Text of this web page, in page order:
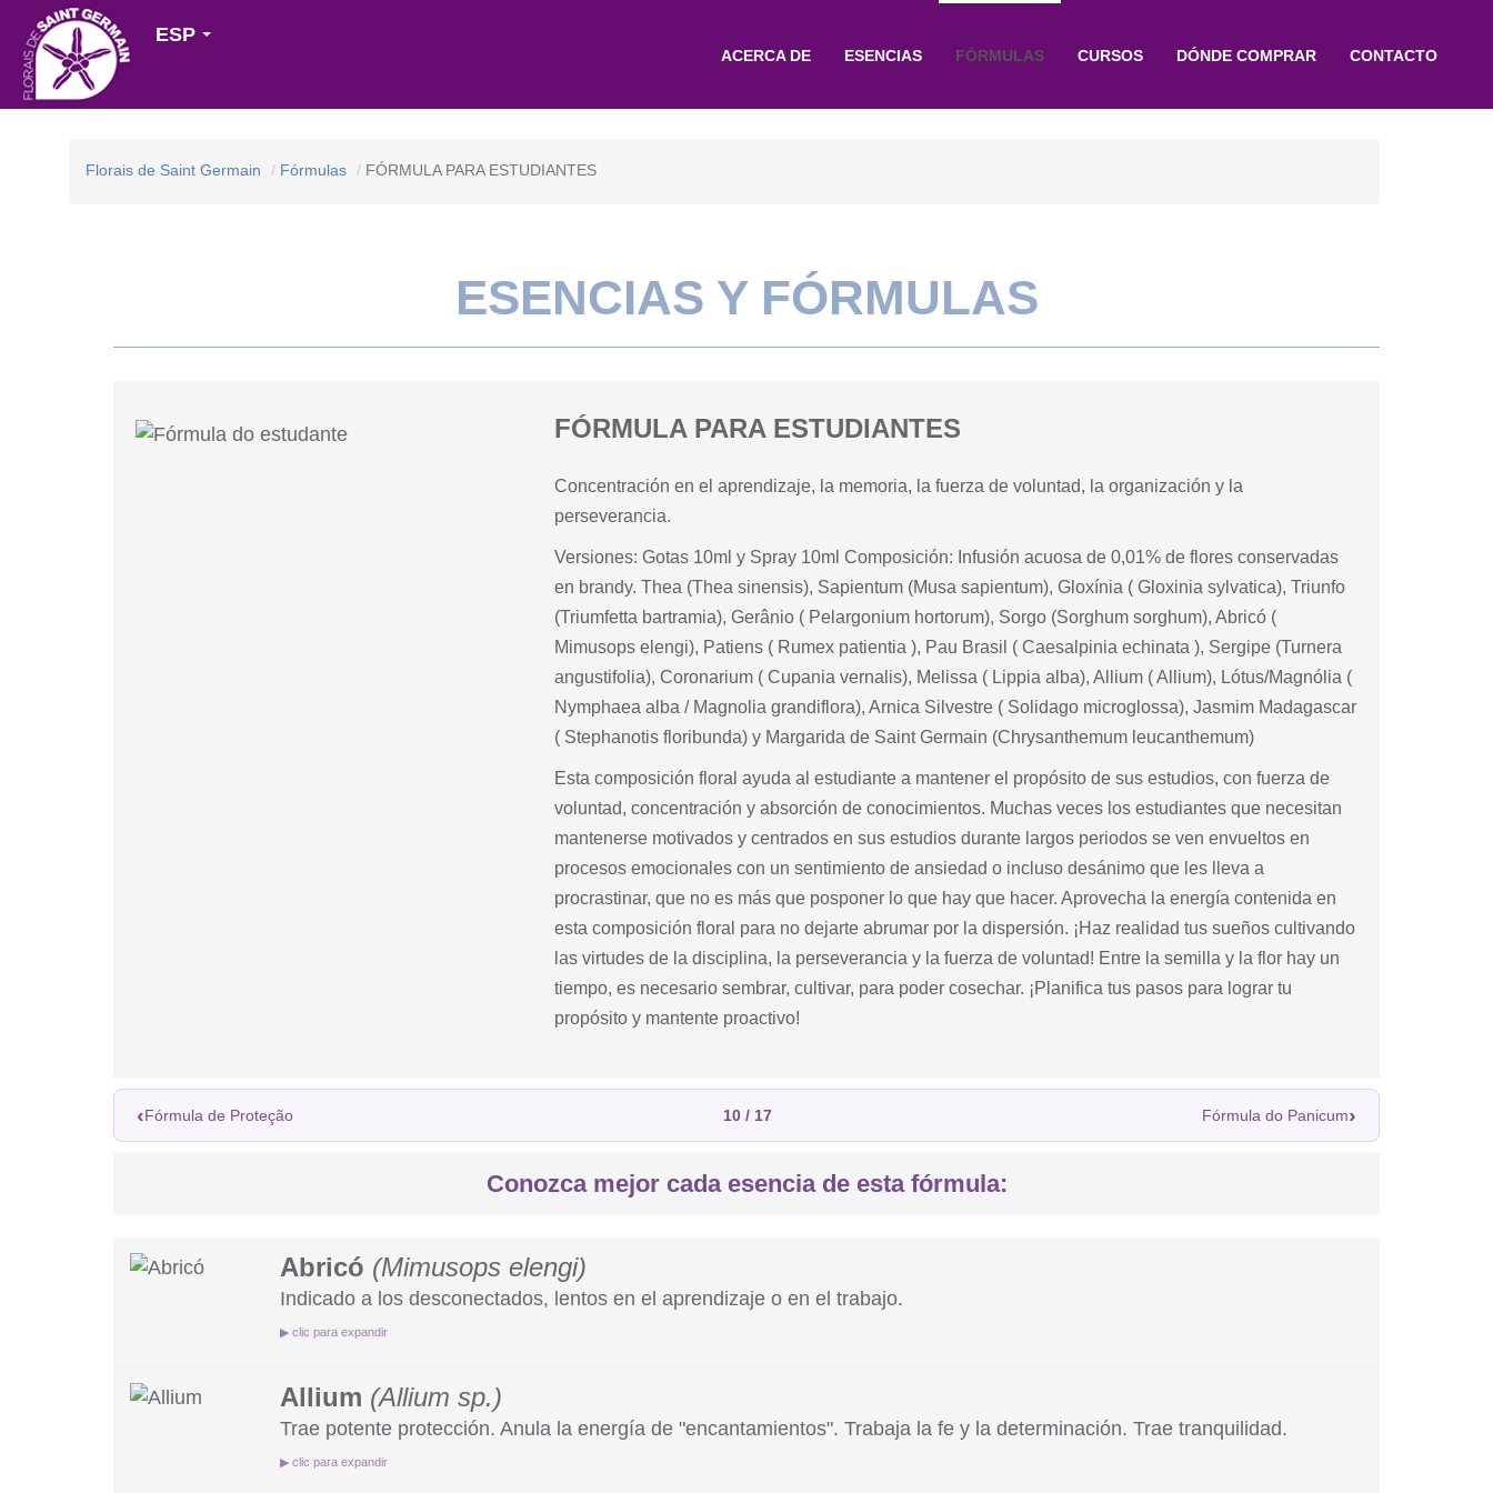
ESP
ACERCA DE ESENCIAS FÓRMULAS CURSOS DÓNDE COMPRAR CONTACTO
Florais de Saint Germain Fórmulas FÓRMULA PARA ESTUDIANTES
ESENCIAS Y FÓRMULAS
FÓRMULA PARA ESTUDIANTES
Concentración en el aprendizaje, la memoria, la fuerza de voluntad, la organización y la
perseverancia.
Versiones: Gotas 10ml y Spray 10ml Composición: Infusión acuosa de 0,01% de flores conservadas
en brandy. Thea (Thea sinensis), Sapientum (Musa sapientum), Gloxínia ( Gloxinia sylvatica), Triunfo
(Triumfetta bartramia), Gerânio ( Pelargonium hortorum), Sorgo (Sorghum sorghum), Abricó (
Mimusops elengi), Patiens ( Rumex patientia ), Pau Brasil ( Caesalpinia echinata ), Sergipe (Turnera
angustifolia), Coronarium ( Cupania vernalis), Melissa ( Lippia alba), Allium ( Allium), Lótus/Magnólia (
Nymphaea alba / Magnolia grandiflora), Arnica Silvestre ( Solidago microglossa), Jasmim Madagascar
( Stephanotis floribunda) y Margarida de Saint Germain (Chrysanthemum leucanthemum)
Esta composición floral ayuda al estudiante a mantener el propósito de sus estudios, con fuerza de
voluntad, concentración y absorción de conocimientos. Muchas veces los estudiantes que necesitan
mantenerse motivados y centrados en sus estudios durante largos periodos se ven envueltos en
procesos emocionales con un sentimiento de ansiedad o incluso desánimo que les lleva a
procrastinar, que no es más que posponer lo que hay que hacer. Aprovecha la energía contenida en
esta composición floral para no dejarte abrumar por la dispersión. ¡Haz realidad tus sueños cultivando
las virtudes de la disciplina, la perseverancia y la fuerza de voluntad! Entre la semilla y la flor hay un
tiempo, es necesario sembrar, cultivar, para poder cosechar. ¡Planifica tus pasos para lograr tu
propósito y mantente proactivo!
‹Fórmula de Proteção 10 / 17 Fórmula do Panicum›
Conozca mejor cada esencia de esta fórmula:
Abricó (Mimusops elengi)
Indicado a los desconectados, lentos en el aprendizaje o en el trabajo.
▶ clic para expandir
Recomendado para quienes idealizan y no implementan;
Aporta organización mental;
Recomendado para quienes no retienen información y tienen dificultades para comprenderla;
Allium (Allium sp.)
Trae potente protección. Anula la energía de "encantamientos". Trabaja la fe y la determinación. Trae tranquilidad.
▶ clic para expandir